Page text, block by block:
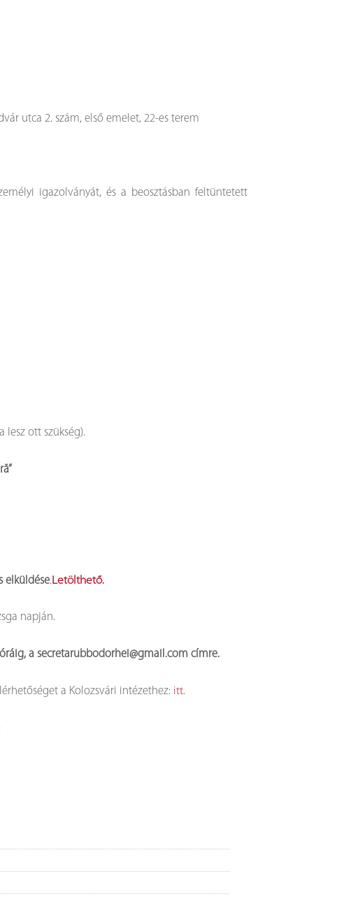
utca 2. szám, első emelet, 22-es terem
igazolványát, és a beosztásban feltüntetett
lesz ott szükség).
elküldése.Letölthető.
napján.
a secretarubbodorhei@gmail.com címre.
a Kolozsvári intézethez: itt.